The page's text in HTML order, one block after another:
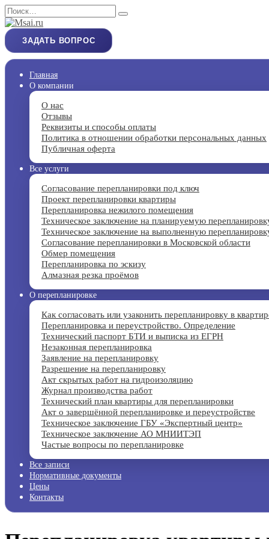
Перейти
к
содержанию
Search
for:
ЗАДАТЬ ВОПРОС
Главная
О компании
О нас
Отзывы
Реквизиты и способы оплаты
Политика в отношении обработки персональных данных
Публичная оферта
Все услуги
Согласование перепланировки под ключ
Проект перепланировки квартиры
Перепланировка нежилого помещения
Техническое заключение на планируемую
Техническое заключение на выполненную
Согласование перепланировки в Московской области
Обмер помещения
Перепланировка по эскизу
Алмазная резка проёмов
О перепланировке
Как согласовать или узаконить перепланировку в
Перепланировка и переустройство. Определение
Технический паспорт БТИ и выписка из ЕГРН
Незаконная перепланировка
Заявление на перепланировку
Разрешение на перепланировку
Акт скрытых работ на гидроизоляцию
Журнал производства работ
Технический план квартиры для перепланировки
Акт о завершённой перепланировке и переустройстве
Техническое заключение ГБУ «Экспертный центр»
Техническое заключение АО МНИИТЭП
Частые вопросы по перепланировке
Все записи
Нормативные документы
Цены
Контакты